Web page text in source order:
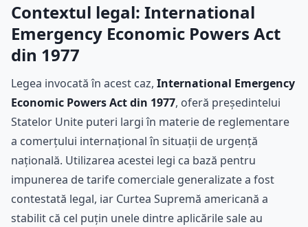
Contextul legal: International
Emergency Economic Powers Act
din 1977
Legea invocată în acest caz, International Emergency
Economic Powers Act din 1977, oferă președintelui
Statelor Unite puteri largi în materie de reglementare
a comerțului internațional în situații de urgență
națională. Utilizarea acestei legi ca bază pentru
impunerea de tarife comerciale generalizate a fost
contestată legal, iar Curtea Supremă americană a
stabilit că cel puțin unele dintre aplicările sale au